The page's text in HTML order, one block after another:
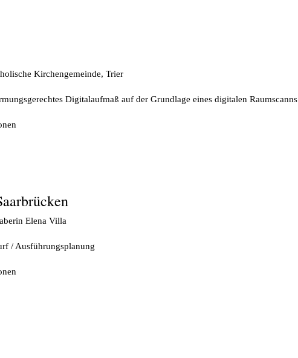
Kirchengemeinde, Trier
Digitalaufmaß auf der Grundlage eines digitalen Raumscanns
Elena Villa
/ Ausführungsplanung